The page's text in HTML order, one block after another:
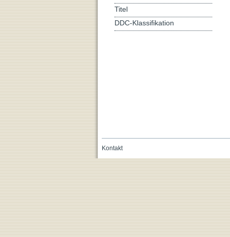
Titel
DDC-Klassifikation
Kontakt